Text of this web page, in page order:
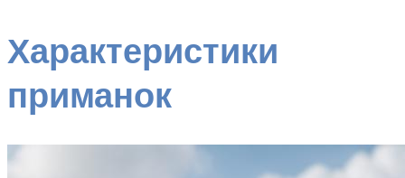
Характеристики
приманок